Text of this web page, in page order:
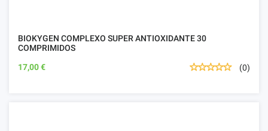
BIOKYGEN COMPLEXO SUPER ANTIOXIDANTE 30
COMPRIMIDOS
17,00 €
(0)